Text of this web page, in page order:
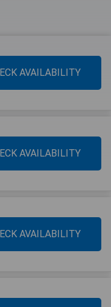
AVAILABILITY
AVAILABILITY
AVAILABILITY